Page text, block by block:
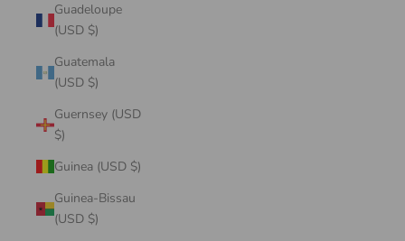
Guadeloupe
(USD $)
Guatemala
(USD $)
Guernsey (USD
$)
Guinea (USD $)
Guinea-Bissau
(USD $)